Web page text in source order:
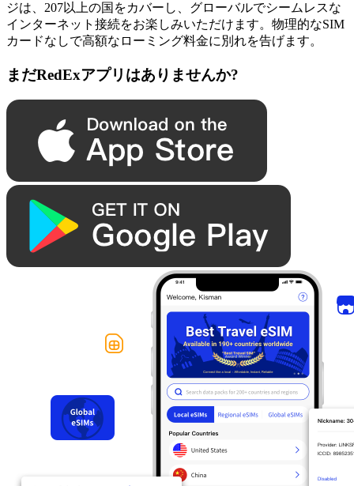
ジは、207以上の国をカバーし、グローバルでシームレスな
インターネット接続をお楽しみいただけます。物理的なSIM
カードなしで高額なローミング料金に別れを告げます。
まだRedExアプリはありませんか?